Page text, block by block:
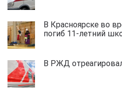
В Красноярске во
погиб 11-летний
В РЖД